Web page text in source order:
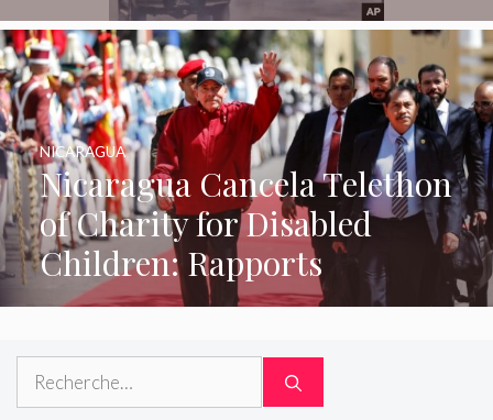
Nicaragua Cancela Telethon
of Charity for Disabled
Children: Rapports
NICARAGUA
Rechercher :